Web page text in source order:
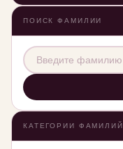
ПОИСК ФАМИЛИИ
КАТЕГОРИИ ФАМИЛИЙ